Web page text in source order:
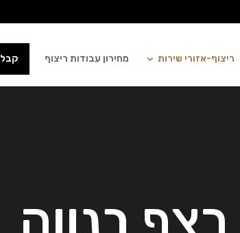
ריצוף-אזורי שירות מחירון עבודות ריצוף
רצף בנווה